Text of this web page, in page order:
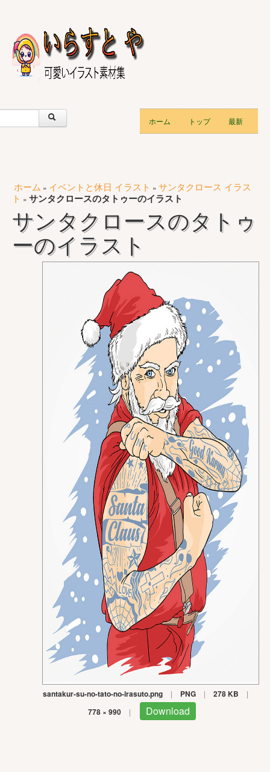
ホーム トップ 最新
ホーム » イベントと休日 イラスト » サンタクロース イラス
ト » サンタクロースのタトゥーのイラスト
サンタクロースのタトゥ
ーのイラスト
santakur-su-no-tato-no-irasuto.png | PNG | 278 KB |
778 × 990 | Download